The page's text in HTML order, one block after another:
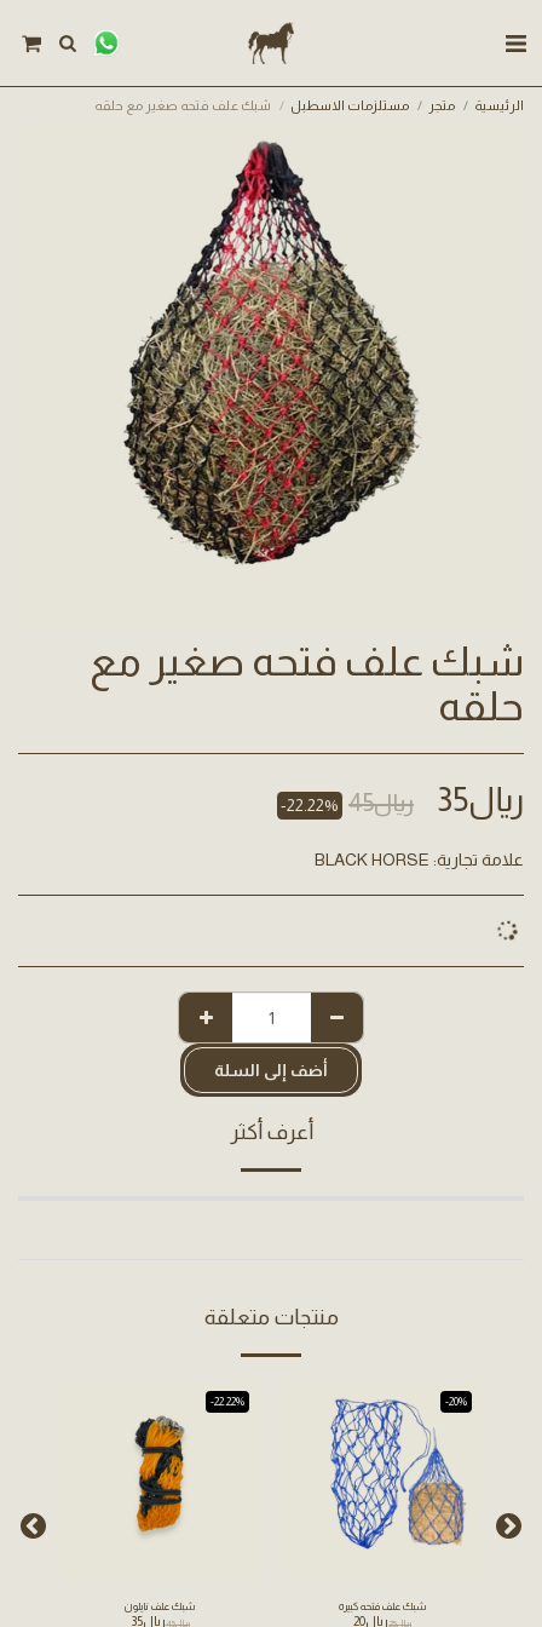
الرئيسية متجر مستلزمات الاسطبل شبك علف فتحه صغير مع حلقه
شبك علف فتحه صغير مع
حلقه
﷼35 ﷼45
-22.22%
علامة تجارية: BLACK HORSE
أضف إلى السلة
أعرف أكثر
منتجات متعلقة
-20%
شبك علف فتحه كبيره
﷼25﷼20
-22.22%
شبك علف نايلون
﷼45﷼35